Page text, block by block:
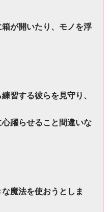
が開いたり、 モノを浮
習する彼らを見守り、
躍らせること間違いな
魔法を使おうとしま